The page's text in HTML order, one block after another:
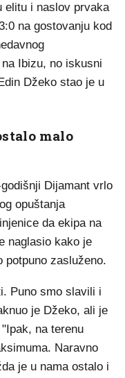
elitu i naslov prvaka
na gostovanju kod
Ibizu, no iskusni
Džeko stao je u
malo
Dijamant vrlo
opuštanja
da ekipa na
naglasio kako je
potpuno zasluženo.
Puno smo slavili i
je Džeko, ali je
na terenu
Naravno
je u nama ostalo i